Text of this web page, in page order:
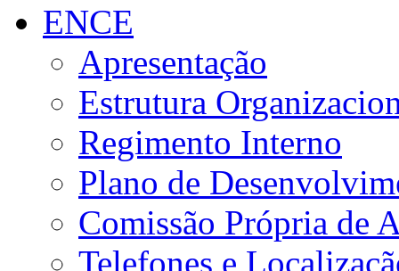
ENCE
Apresentação
Estrutura
Regimento Interno
Plano de
Comissão Própria de
Telefones e